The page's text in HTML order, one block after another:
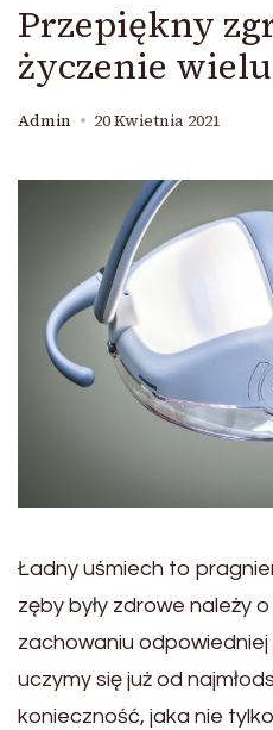
Przepiękny
życzenie wielu
Admin 20 Kwietnia 2021
Ładny uśmiech to
zęby były zdrowe należy
zachowaniu odpowiedniej
uczymy się już od
konieczność, jaka nie